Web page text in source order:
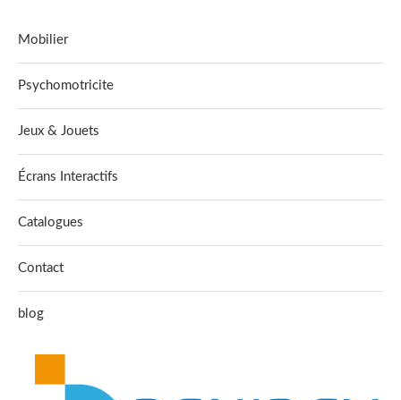
Mobilier
Psychomotricite
Jeux & Jouets
Écrans Interactifs
Catalogues
Contact
blog